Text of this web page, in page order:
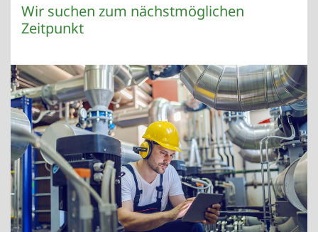
Wir suchen zum nächstmöglichen
Zeitpunkt